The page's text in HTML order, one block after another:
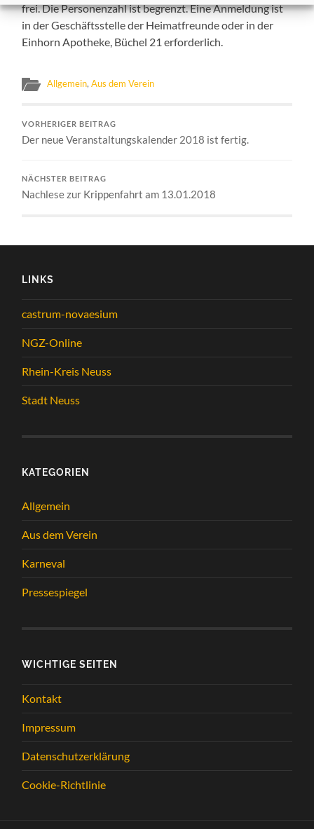
frei. Die Personenzahl ist begrenzt. Eine Anmeldung ist
in der Geschäftsstelle der Heimatfreunde oder in der
Einhorn Apotheke, Büchel 21 erforderlich.
Allgemein,Aus dem Verein
VORHERIGER BEITRAG
Der neue Veranstaltungskalender 2018 ist fertig.
NÄCHSTER BEITRAG
Nachlese zur Krippenfahrt am 13.01.2018
LINKS
castrum-novaesium
NGZ-Online
Rhein-Kreis Neuss
Stadt Neuss
KATEGORIEN
Allgemein
Aus dem Verein
Karneval
Pressespiegel
WICHTIGE SEITEN
Kontakt
Impressum
Datenschutzerklärung
Cookie-Richtlinie